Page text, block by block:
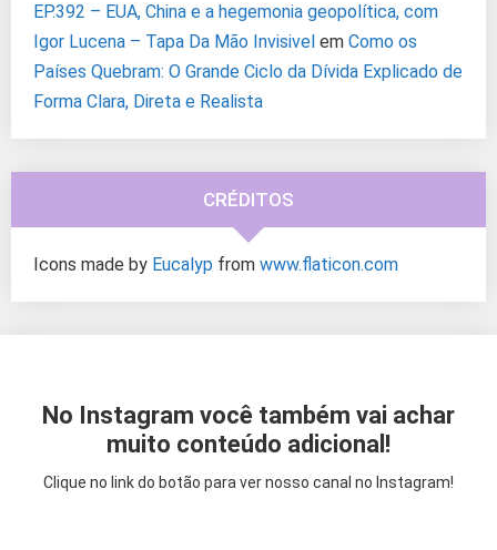
EP.392 – EUA, China e a hegemonia geopolítica, com
Igor Lucena – Tapa Da Mão Invisivel em Como os
Países Quebram: O Grande Ciclo da Dívida Explicado de
Forma Clara, Direta e Realista
CRÉDITOS
Icons made by Eucalyp from www.flaticon.com
No Instagram você também vai achar
muito conteúdo adicional!
Clique no link do botão para ver nosso canal no Instagram!